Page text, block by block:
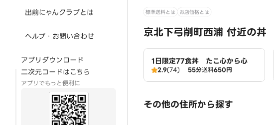
出前にゃんクラブとは
ヘルプ・お問い合わせ
アプリダウンロード
二次元コードはこちら
アプリでもっと便利に
標準送料とは お店価格とは
京北下弓削町西浦 付近の丼
1日限定77食丼 たこ心から心
2.9(74) 55分送料650円
その他の住所から探す